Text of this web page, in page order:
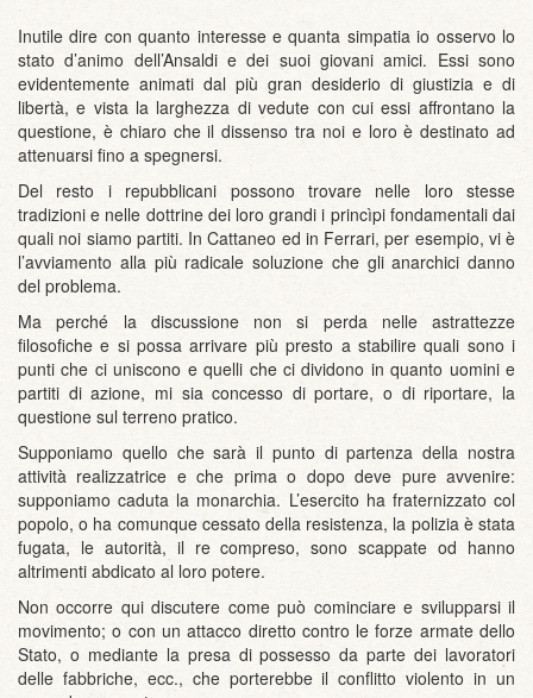
Inutile dire con quanto interesse e quanta simpatia io osservo lo
stato d’animo dell’Ansaldi e dei suoi giovani amici. Essi sono
evidentemente animati dal più gran desiderio di giustizia e di
libertà, e vista la larghezza di vedute con cui essi affrontano la
questione, è chiaro che il dissenso tra noi e loro è destinato ad
attenuarsi fino a spegnersi.
Del resto i repubblicani possono trovare nelle loro stesse
tradizioni e nelle dottrine dei loro grandi i princìpi fondamentali dai
quali noi siamo partiti. In Cattaneo ed in Ferrari, per esempio, vi è
l’avviamento alla più radicale soluzione che gli anarchici danno
del problema.
Ma perché la discussione non si perda nelle astrattezze
filosofiche e si possa arrivare più presto a stabilire quali sono i
punti che ci uniscono e quelli che ci dividono in quanto uomini e
partiti di azione, mi sia concesso di portare, o di riportare, la
questione sul terreno pratico.
Supponiamo quello che sarà il punto di partenza della nostra
attività realizzatrice e che prima o dopo deve pure avvenire:
supponiamo caduta la monarchia. L’esercito ha fraternizzato col
popolo, o ha comunque cessato della resistenza, la polizia è stata
fugata, le autorità, il re compreso, sono scappate od hanno
altrimenti abdicato al loro potere.
Non occorre qui discutere come può cominciare e svilupparsi il
movimento; o con un attacco diretto contro le forze armate dello
Stato, o mediante la presa di possesso da parte dei lavoratori
delle fabbriche, ecc., che porterebbe il conflitto violento in un